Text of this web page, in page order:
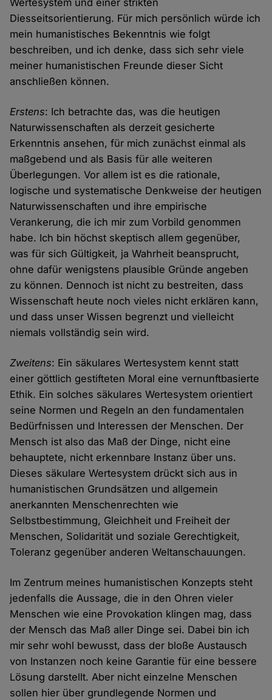
Wertesystem und einer strikten
Diesseitsorientierung. Für mich persönlich würde ich
mein humanistisches Bekenntnis wie folgt
beschreiben, und ich denke, dass sich sehr viele
meiner humanistischen Freunde dieser Sicht
anschließen können.
Erstens: Ich betrachte das, was die heutigen
Naturwissenschaften als derzeit gesicherte
Erkenntnis ansehen, für mich zunächst einmal als
maßgebend und als Basis für alle weiteren
Überlegungen. Vor allem ist es die rationale,
logische und systematische Denkweise der heutigen
Naturwissenschaften und ihre empirische
Verankerung, die ich mir zum Vorbild genommen
habe. Ich bin höchst skeptisch allem gegenüber,
was für sich Gültigkeit, ja Wahrheit beansprucht,
ohne dafür wenigstens plausible Gründe angeben
zu können. Dennoch ist nicht zu bestreiten, dass
Wissenschaft heute noch vieles nicht erklären kann,
und dass unser Wissen begrenzt und vielleicht
niemals vollständig sein wird.
Zweitens: Ein säkulares Wertesystem kennt statt
einer göttlich gestifteten Moral eine vernunftbasierte
Ethik. Ein solches säkulares Wertesystem orientiert
seine Normen und Regeln an den fundamentalen
Bedürfnissen und Interessen der Menschen. Der
Mensch ist also das Maß der Dinge, nicht eine
behauptete, nicht erkennbare Instanz über uns.
Dieses säkulare Wertesystem drückt sich aus in
humanistischen Grundsätzen und allgemein
anerkannten Menschenrechten wie
Selbstbestimmung, Gleichheit und Freiheit der
Menschen, Solidarität und soziale Gerechtigkeit,
Toleranz gegenüber anderen Weltanschauungen.
Im Zentrum meines humanistischen Konzepts steht
jedenfalls die Aussage, die in den Ohren vieler
Menschen wie eine Provokation klingen mag, dass
der Mensch das Maß aller Dinge sei. Dabei bin ich
mir sehr wohl bewusst, dass der bloße Austausch
von Instanzen noch keine Garantie für eine bessere
Lösung darstellt. Aber nicht einzelne Menschen
sollen hier über grundlegende Normen und